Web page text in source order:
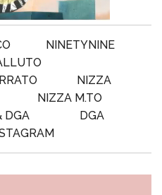
NINETYNINE
NIZZA
NIZZA M.TO
DGA
DGA